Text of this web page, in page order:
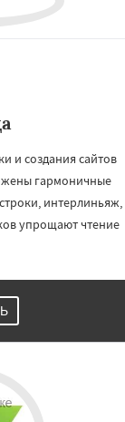
и создания сайтов
гармоничные
интерлиньяж,
упрощают чтение